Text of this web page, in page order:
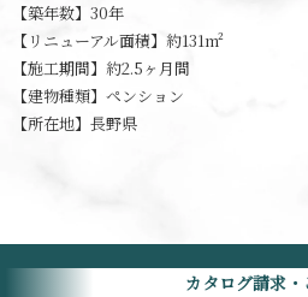
【築年数】 30年
【リニューアル面積】 約131m²
【施工期間】 約2.5ヶ月間
【建物種類】 ペンション
【所在地】 長野県
カタログ請求